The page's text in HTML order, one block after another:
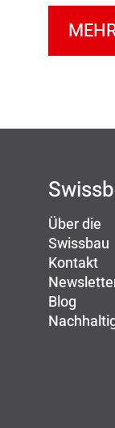
Über die
Swissbau
Kontakt
Blog